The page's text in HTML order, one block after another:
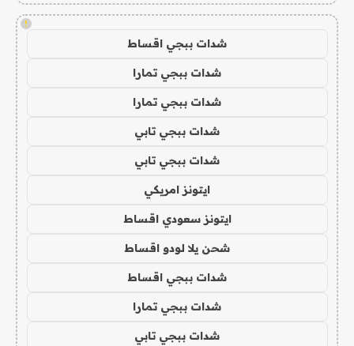
!
شدات ببجي اقساط
شدات ببجي تمارا
شدات ببجي تمارا
شدات ببجي تابي
شدات ببجي تابي
ايتونز امريكي
ايتونز سعودي اقساط
شحن يلا لودو اقساط
شدات ببجي اقساط
شدات ببجي تمارا
شدات ببجي تابي